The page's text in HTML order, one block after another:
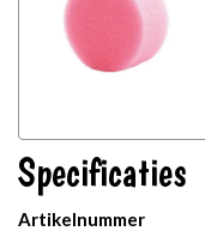
Specificaties
Artikelnummer